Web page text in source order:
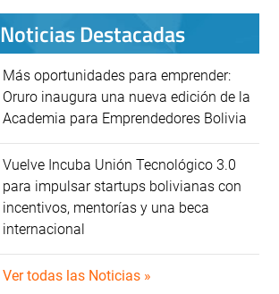
Noticias Destacadas
Más oportunidades para emprender:
Oruro inaugura una nueva edición de la
Academia para Emprendedores Bolivia
Vuelve Incuba Unión Tecnológico 3.0
para impulsar startups bolivianas con
incentivos, mentorías y una beca
internacional
Ver todas las Noticias »